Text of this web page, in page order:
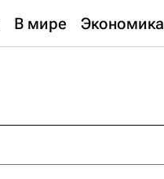
В мире Экономика